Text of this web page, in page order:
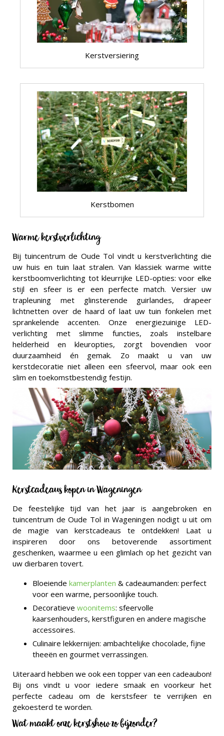
Kerstversiering
Kerstbomen
Warme kerstverlichting
Bij tuincentrum de Oude Tol vindt u kerstverlichting die
uw huis en tuin laat stralen. Van klassiek warme witte
kerstboomverlichting tot kleurrijke LED-opties: voor elke
stijl en sfeer is er een perfecte match. Versier uw
trapleuning met glinsterende guirlandes, drapeer
lichtnetten over de haard of laat uw tuin fonkelen met
sprankelende accenten. Onze energiezuinige LED-
verlichting met slimme functies, zoals instelbare
helderheid en kleuropties, zorgt bovendien voor
duurzaamheid én gemak. Zo maakt u van uw
kerstdecoratie niet alleen een sfeervol, maar ook een
slim en toekomstbestendig festijn.
Kerstcadeaus kopen in Wageningen
De feestelijke tijd van het jaar is aangebroken en
tuincentrum de Oude Tol in Wageningen nodigt u uit om
de magie van kerstcadeaus te ontdekken! Laat u
inspireren door ons betoverende assortiment
geschenken, waarmee u een glimlach op het gezicht van
uw dierbaren tovert.
Bloeiende kamerplanten & cadeaumanden: perfect
voor een warme, persoonlijke touch.
Decoratieve woonitems: sfeervolle
kaarsenhouders, kerstfiguren en andere magische
accessoires.
Culinaire lekkernijen: ambachtelijke chocolade, fijne
theeën en gourmet verrassingen.
Uiteraard hebben we ook een topper van een cadeaubon!
Bij ons vindt u voor iedere smaak en voorkeur het
perfecte cadeau om de kerstsfeer te verrijken en
gekoesterd te worden.
Wat maakt onze kerstshow zo bijzonder?